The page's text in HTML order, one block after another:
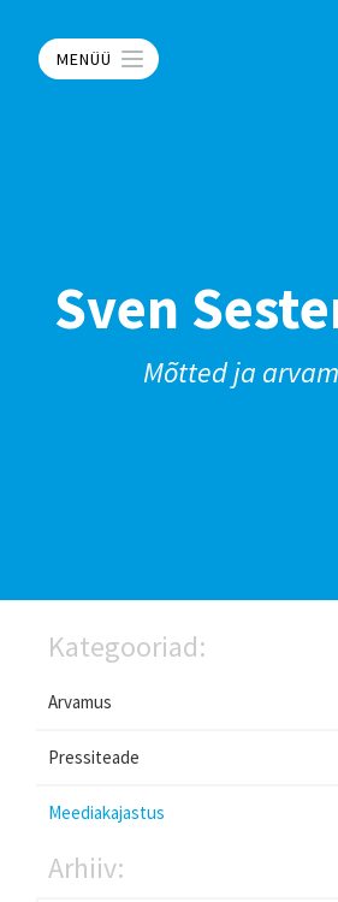
MENÜÜ
Sven
Mõtted ja
Kategooriad:
Arvamus
Pressiteade
Meediakajastus
Arhiiv: